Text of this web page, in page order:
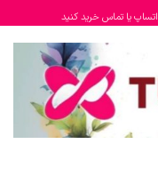
یا تماس خرید کنید